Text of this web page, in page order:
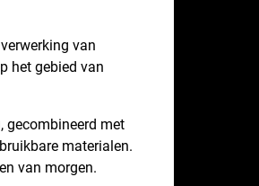
van
het gebied van
gecombineerd met
materialen.
van morgen.